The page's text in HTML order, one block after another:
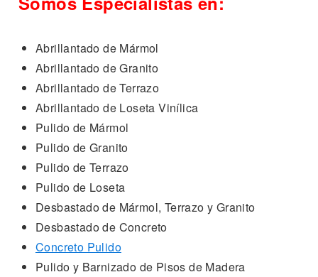
Abrillantado de Mármol
Abrillantado de Granito
Abrillantado de Terrazo
Abrillantado de Loseta Vinílica
Pulido de Mármol
Pulido de Granito
Pulido de Terrazo
Pulido de Loseta
Desbastado de Mármol, Terrazo y Granito
Desbastado de Concreto
Concreto Pulido
Pulido y Barnizado de Pisos de Madera